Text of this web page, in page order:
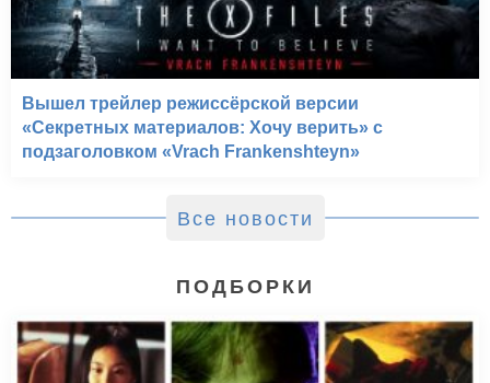
Вышел трейлер режиссёрской версии
«Секретных материалов: Хочу верить» с
подзаголовком «Vrach Frankenshteyn»
Все новости
ПОДБОРКИ